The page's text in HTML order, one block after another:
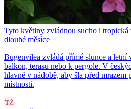
Tyto květiny zvládnou sucho i
dlouhé měsíce
Bugenvilea zvládá přímé slunce a letní
balkon, terasu nebo k pergole. V
hlavně v nádobě, aby šla před mrazem
místnosti.